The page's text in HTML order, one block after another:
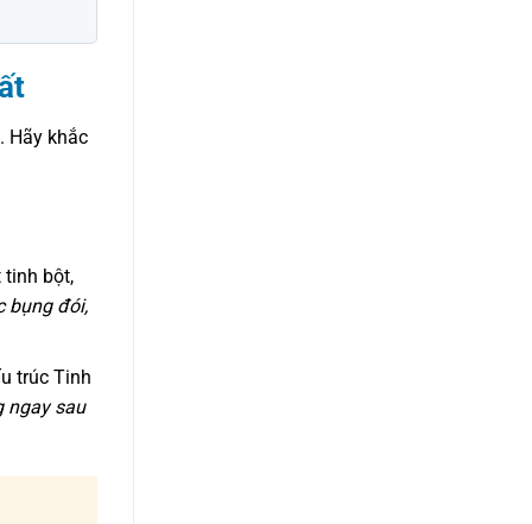
Hãy khắc
tinh bột,
bụng đói,
trúc Tinh
ngay sau